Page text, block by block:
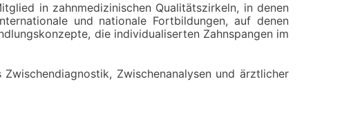
in zahnmedizinischen Qualitätszirkeln, in denen
und nationale Fortbildungen, auf denen
die individualiserten Zahnspangen im
Zwischenanalysen und ärztlicher